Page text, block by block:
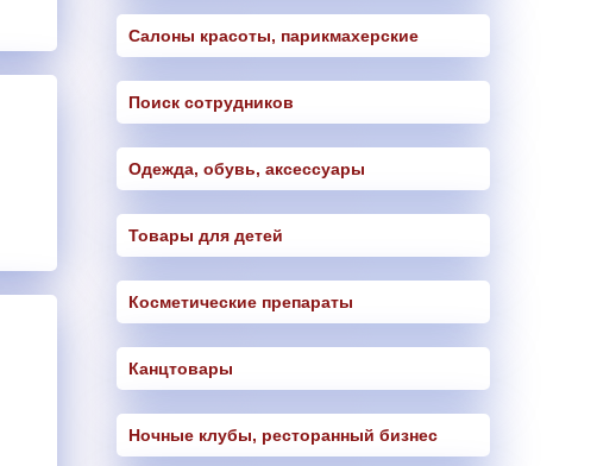
Салоны красоты, парикмахерские
Поиск сотрудников
Одежда, обувь, аксессуары
Товары для детей
Косметические препараты
Канцтовары
Ночные клубы, ресторанный бизнес